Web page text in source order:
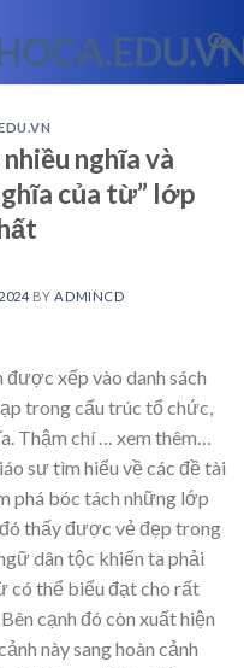
nghĩa và
của từ” lớp
BY ADMINCD
xếp vào danh sách
trong cấu trúc tổ chức,
Thậm chí
… xem thêm…
sư tìm hiểu về các đề tài
phá bóc tách những lớp
thấy được vẻ đẹp trong
dân tộc khiến ta phải
có thể biểu đạt cho rất
cạnh đó còn xuất hiện
này sang hoàn cảnh